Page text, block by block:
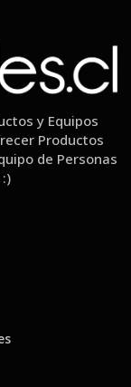
y Equipos
Productos
de Personas